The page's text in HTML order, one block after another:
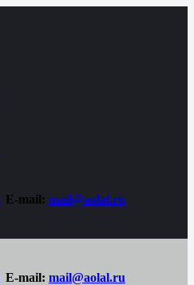
E-mail: mail@aolal.ru
E-mail: mail@aolal.ru